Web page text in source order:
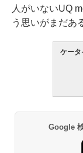
人がいないUQ
う思いがまだあ
ケータ
Google